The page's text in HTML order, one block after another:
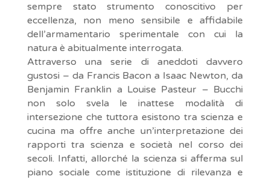
sempre stato strumento conoscitivo per
eccellenza, non meno sensibile e affidabile
dell’armamentario sperimentale con cui la
natura è abitualmente interrogata.
Attraverso una serie di aneddoti davvero
gustosi – da Francis Bacon a Isaac Newton, da
Benjamin Franklin a Louise Pasteur – Bucchi
non solo svela le inattese modalità di
intersezione che tuttora esistono tra scienza e
cucina ma offre anche un’interpretazione dei
rapporti tra scienza e società nel corso dei
secoli. Infatti, allorché la scienza si afferma sul
piano sociale come istituzione di rilevanza e